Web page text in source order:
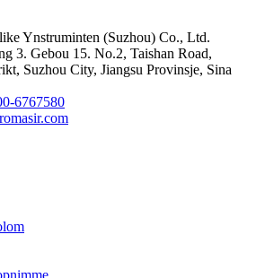
Ynstruminten (Suzhou) Co., Ltd.
3. Gebou 15. No.2, Taishan Road,
Suzhou City, Jiangsu Provinsje, Sina
6767580